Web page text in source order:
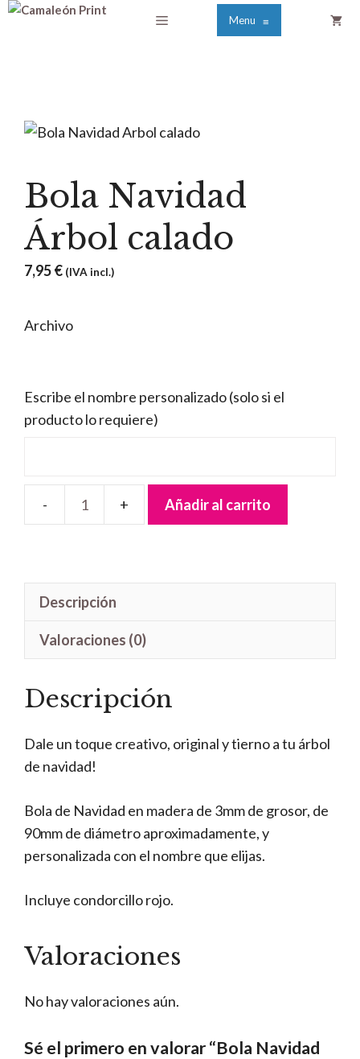
Saltar
Menú Menu ≡
Bola Navidad
Árbol calado
7,95€ (IVA incl.)
Archivo
Escribe el nombre personalizado (solo si el
producto lo requiere)
Bola
calado
Añadir al carrito
Descripción
Valoraciones (0)
Descripción
Dale un toque creativo, original y tierno a tu árbol
de navidad!
Bola de Navidad en madera de 3mm de grosor, de
90mm de diámetro aproximadamente, y
personalizada con el nombre que elijas.
Incluye condorcillo rojo.
Valoraciones
No hay valoraciones aún.
Sé el primero en valorar “Bola Navidad